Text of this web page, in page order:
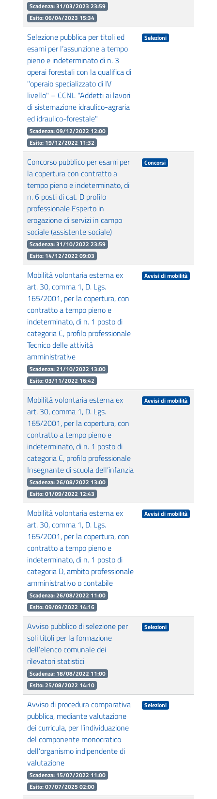
Scadenza: 31/03/2023 23:59
Esito: 06/04/2023 15:34
Selezione pubblica per titoli ed
esami per l’assunzione a tempo
pieno e indeterminato di n. 3
operai forestali con la qualifica di
"operaio specializzato di IV
livello" – CCNL "Addetti ai lavori
di sistemazione idraulico-agraria
ed idraulico-forestale"
Scadenza: 09/12/2022 12:00
Esito: 19/12/2022 11:32
Selezioni
Concorso pubblico per esami per
la copertura con contratto a
tempo pieno e indeterminato, di
n. 6 posti di cat. D profilo
professionale Esperto in
erogazione di servizi in campo
sociale (assistente sociale)
Scadenza: 31/10/2022 23:59
Esito: 14/12/2022 09:03
Concorsi
Mobilità volontaria esterna ex
art. 30, comma 1, D. Lgs.
165/2001, per la copertura, con
contratto a tempo pieno e
indeterminato, di n. 1 posto di
categoria C, profilo professionale
Tecnico delle attività
amministrative
Scadenza: 21/10/2022 13:00
Esito: 03/11/2022 16:42
Avvisi di mobilità
Mobilità volontaria esterna ex
art. 30, comma 1, D. Lgs.
165/2001, per la copertura, con
contratto a tempo pieno e
indeterminato, di n. 1 posto di
categoria C, profilo professionale
Insegnante di scuola dell’infanzia
Scadenza: 26/08/2022 13:00
Esito: 01/09/2022 12:43
Avvisi di mobilità
Mobilità volontaria esterna ex
art. 30, comma 1, D. Lgs.
165/2001, per la copertura, con
contratto a tempo pieno e
indeterminato, di n. 1 posto di
categoria D, ambito professionale
amministrativo o contabile
Scadenza: 26/08/2022 11:00
Esito: 09/09/2022 14:16
Avvisi di mobilità
Avviso pubblico di selezione per
soli titoli per la formazione
dell’elenco comunale dei
rilevatori statistici
Scadenza: 18/08/2022 11:00
Esito: 25/08/2022 14:10
Selezioni
Avviso di procedura comparativa
pubblica, mediante valutazione
dei curricula, per l’individuazione
del componente monocratico
dell’organismo indipendente di
valutazione
Scadenza: 15/07/2022 11:00
Esito: 07/07/2025 02:00
Selezioni